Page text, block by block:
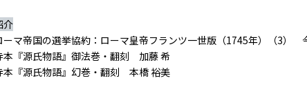
介
ーマ帝国の選挙協約：ローマ皇帝フランツ一世版（1745年）（3）
本『源氏物語』御法巻・翻刻 加藤 希
本『源氏物語』幻巻・翻刻 本橋 裕美